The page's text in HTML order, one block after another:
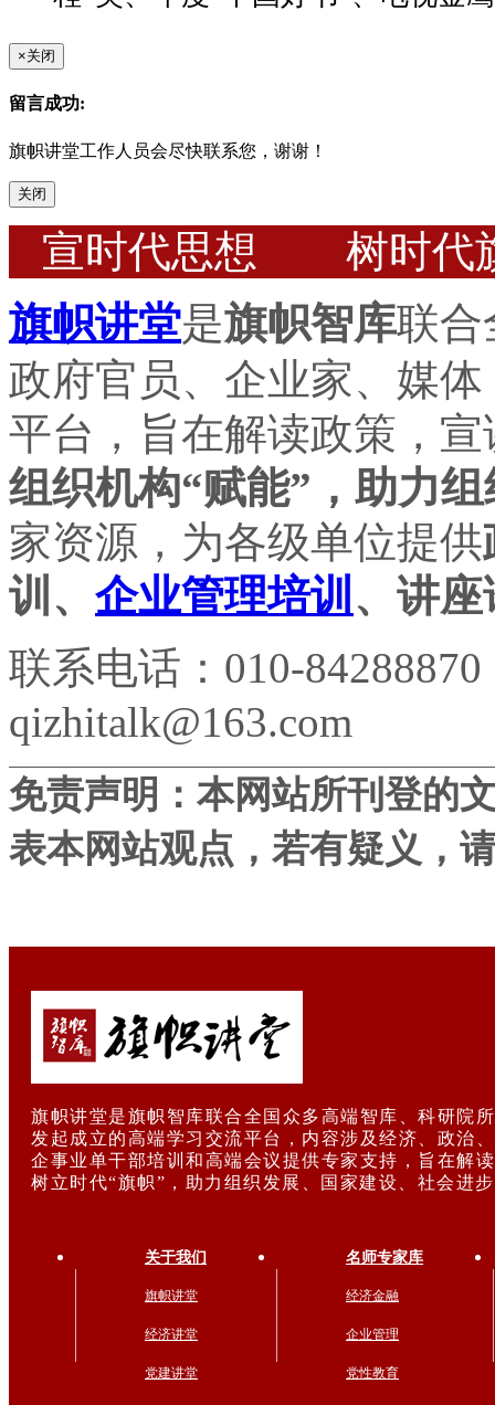
×关闭
留言成功:
旗帜讲堂工作人员会尽快联系您，谢谢！
关闭
宣时代思想 树时代
旗帜讲堂是旗帜智库联合
政府官员、企业家、媒
平台，旨在解读政策，
组织机构“赋能”，助力
家资源，为各级单位提供
训、 企业管理培训 、讲
联系电话：010-
qizhitalk@163.com
免责声明：本网站所刊登的
表本网站观点，若有疑义，
旗帜讲堂是旗帜智库联合全国众多高端智库、科研院
发起成立的高端学习交流平台，内容涉及经济、政治
企事业单干部培训和高端会议提供专家支持，旨在解
树立时代“旗帜”，助力组织发展、国家建设、社会进
关于我们
旗帜讲堂
经济讲堂
党建讲堂
名师专家库
经济金融
企业管理
党性教育